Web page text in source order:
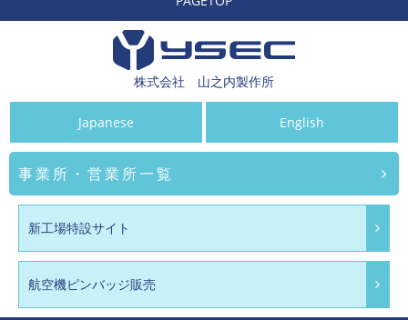
株式会社 山之内製作所
Japanese English
事業所・営業所一覧
新工場特設サイト
航空機ピンバッジ販売